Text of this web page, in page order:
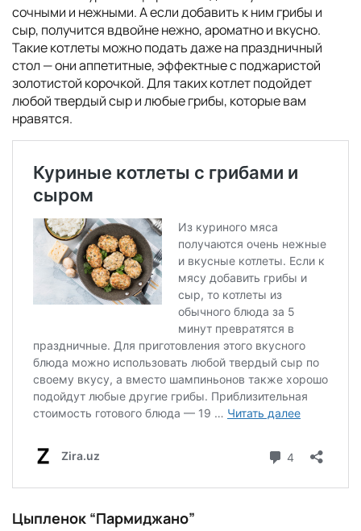
сочными и нежными. А если добавить к ним грибы и
сыр, получится вдвойне нежно, ароматно и вкусно.
Такие котлеты можно подать даже на праздничный
стол — они аппетитные, эффектные с поджаристой
золотистой корочкой. Для таких котлет подойдет
любой твердый сыр и любые грибы, которые вам
нравятся.
Цыпленок “Пармиджано”